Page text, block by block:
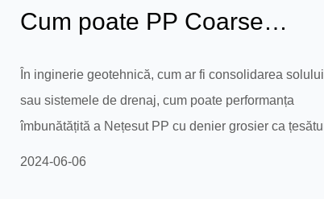
Cum poate PP Coarse
Denier Nețesut să
îmbunătățească în mod ...
În inginerie geotehnică, cum ar fi consolidarea solului
sau sistemele de drenaj, cum poate performanța
îmbunătățită a Nețesut PP cu denier grosier ca țesătură
2024-06-06